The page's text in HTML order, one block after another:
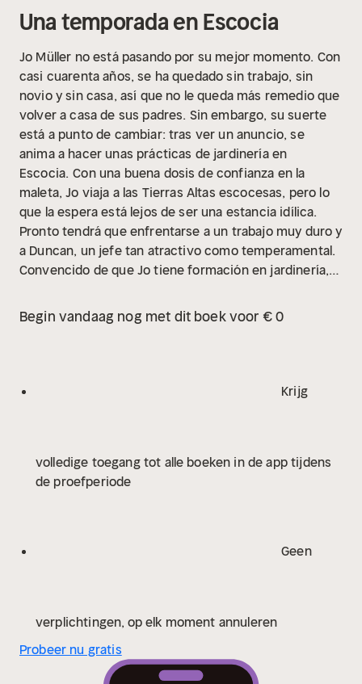
Una temporada en Escocia
Jo Müller no está pasando por su mejor momento. Con
casi cuarenta años, se ha quedado sin trabajo, sin
novio y sin casa, así que no le queda más remedio que
volver a casa de sus padres. Sin embargo, su suerte
está a punto de cambiar: tras ver un anuncio, se
anima a hacer unas prácticas de jardinería en
Escocia. Con una buena dosis de confianza en la
maleta, Jo viaja a las Tierras Altas escocesas, pero lo
que la espera está lejos de ser una estancia idílica.
Pronto tendrá que enfrentarse a un trabajo muy duro y
a Duncan, un jefe tan atractivo como temperamental.
Convencido de que Jo tiene formación en jardinería,
de exigencias.
Por su parte, Jo intentará ocultar el
hecho de que en realidad es cocinera, lo cual acabará
Duncan, que se ha dado cuenta de que su padre
adecuadamente. Este audiolibro está narrado en
castellano. Alexandra Zöbeli vive con su marido y un
mundo: Gran Bretaña. Con una pizca de humor, un
Gales. En sus increíbles historias encontramos
paisajes y el incomparable estilo de vida británico.
Begin vandaag nog met dit boek voor € 0
Krijg
volledige toegang tot alle boeken in de app tijdens
de proefperiode
Geen
verplichtingen, op elk moment annuleren
Probeer nu gratis